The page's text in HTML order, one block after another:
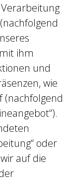
ihm
und
wie
(nachfolgend
oder
auf die